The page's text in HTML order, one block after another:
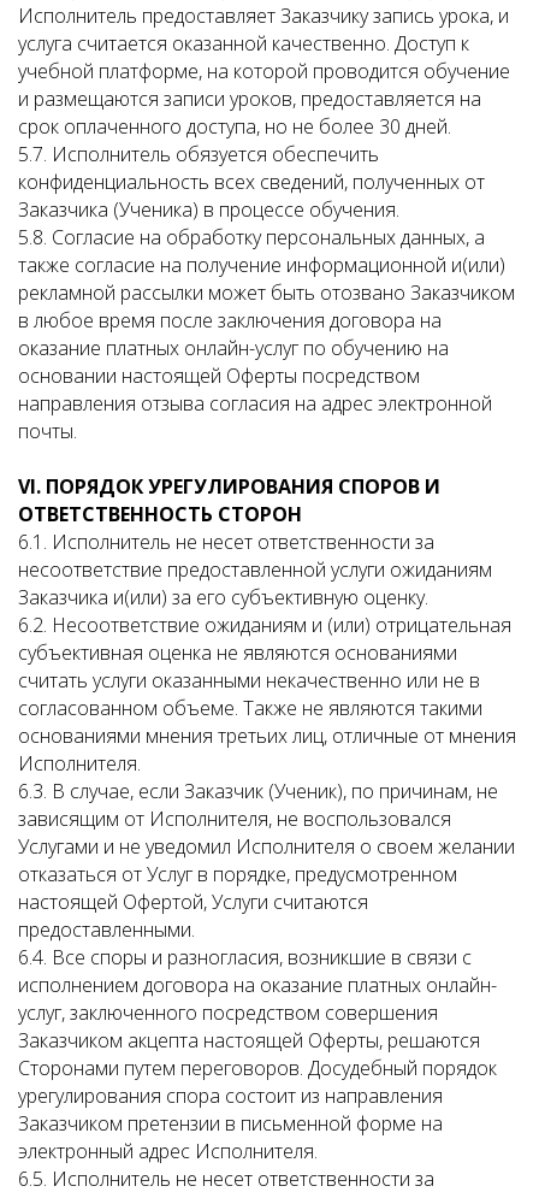
Исполнитель предоставляет Заказчику запись урока, и
услуга считается оказанной качественно. Доступ к
учебной платформе, на которой проводится обучение
и размещаются записи уроков, предоставляется на
срок оплаченного доступа, но не более 30 дней.
5.7. Исполнитель обязуется обеспечить
конфиденциальность всех сведений, полученных от
Заказчика (Ученика) в процессе обучения.
5.8. Согласие на обработку персональных данных, а
также согласие на получение информационной и(или)
рекламной рассылки может быть отозвано Заказчиком
в любое время после заключения договора на
оказание платных онлайн-услуг по обучению на
основании настоящей Оферты посредством
направления отзыва согласия на адрес электронной
почты.
VI. ПОРЯДОК УРЕГУЛИРОВАНИЯ СПОРОВ И
ОТВЕТСТВЕННОСТЬ СТОРОН
6.1. Исполнитель не несет ответственности за
несоответствие предоставленной услуги ожиданиям
Заказчика и(или) за его субъективную оценку.
6.2. Несоответствие ожиданиям и (или) отрицательная
субъективная оценка не являются основаниями
считать услуги оказанными некачественно или не в
согласованном объеме. Также не являются такими
основаниями мнения третьих лиц, отличные от мнения
Исполнителя.
6.3. В случае, если Заказчик (Ученик), по причинам, не
зависящим от Исполнителя, не воспользовался
Услугами и не уведомил Исполнителя о своем желании
отказаться от Услуг в порядке, предусмотренном
настоящей Офертой, Услуги считаются
предоставленными.
6.4. Все споры и разногласия, возникшие в связи с
исполнением договора на оказание платных онлайн-
услуг, заключенного посредством совершения
Заказчиком акцепта настоящей Оферты, решаются
Сторонами путем переговоров. Досудебный порядок
урегулирования спора состоит из направления
Заказчиком претензии в письменной форме на
электронный адрес Исполнителя.
6.5. Исполнитель не несет ответственности за